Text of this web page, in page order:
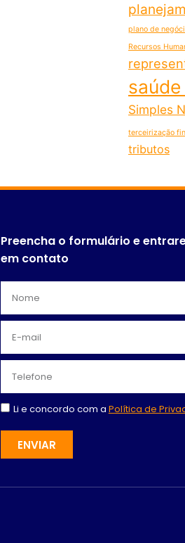
plano de
Recursos
Simples
terceirização
tributos
Preencha o formulário e
em contato
Li e concordo com a Política de
ENVIAR